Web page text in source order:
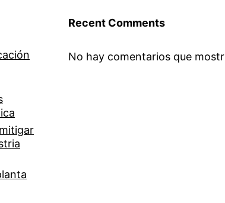
Recent Comments
No hay comentarios que